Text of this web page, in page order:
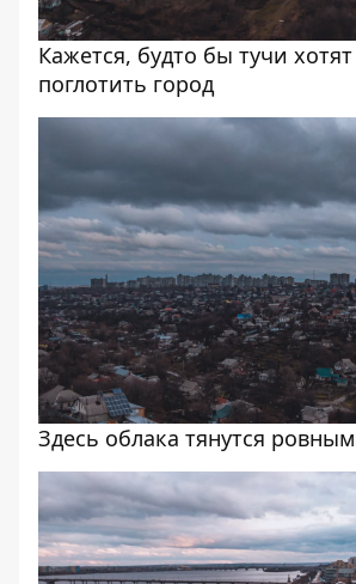
Кажется, будто бы тучи
поглотить город
Здесь облака тянутся